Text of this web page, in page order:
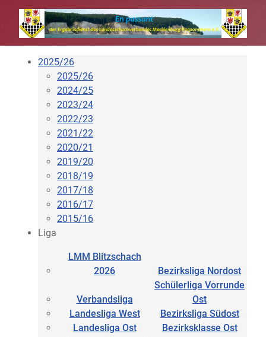
2025/26
2025/26
2024/25
2023/24
2022/23
2021/22
2020/21
2019/20
2018/19
2017/18
2016/17
2015/16
Liga
LMM Blitzschach
2026
Bezirksliga Nordost
Verbandsliga
Schülerliga Vorrunde
Ost
Landesliga West
Bezirksliga Südost
Landesliga Ost
Bezirksklasse Ost